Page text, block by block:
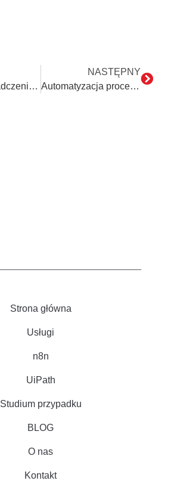
Nasze doświadczenia z ChatGPT: Wyzwania wdrożenia RPA
NASTĘPNY
Automatyzacja procesów w audytach księgowych: Korzyści i zastosowania
Strona główna
Usługi
n8n
UiPath
Studium przypadku
BLOG
O nas
Kontakt